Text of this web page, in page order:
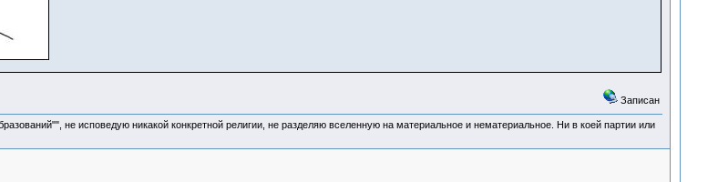
Записан
не исповедую никакой конкретной религии, не разделяю вселенную на материальное и нематериальное. Ни в коей партии или